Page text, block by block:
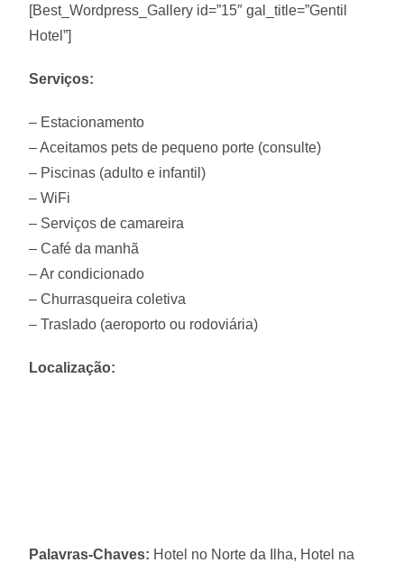
[Best_Wordpress_Gallery id=”15″ gal_title=”Gentil
Hotel”]
Serviços:
– Estacionamento
– Aceitamos pets de pequeno porte (consulte)
– Piscinas (adulto e infantil)
– WiFi
– Serviços de camareira
– Café da manhã
– Ar condicionado
– Churrasqueira coletiva
– Traslado (aeroporto ou rodoviária)
Localização:
Palavras-Chaves: Hotel no Norte da Ilha, Hotel na